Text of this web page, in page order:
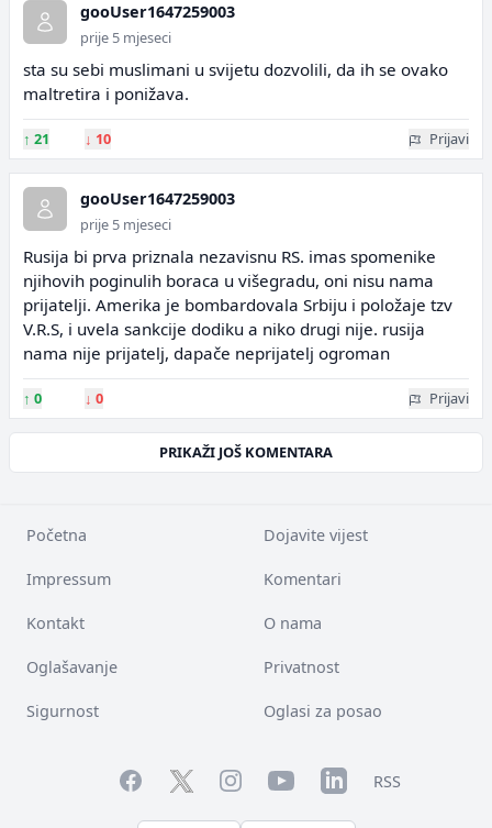
gooUser1647259003
prije 5 mjeseci
sta su sebi muslimani u svijetu dozvolili, da ih se ovako
maltretira i ponižava.
↑ 21 ↓ 10 Prijavi
gooUser1647259003
prije 5 mjeseci
Rusija bi prva priznala nezavisnu RS. imas spomenike
njihovih poginulih boraca u višegradu, oni nisu nama
prijatelji. Amerika je bombardovala Srbiju i položaje tzv
V.R.S, i uvela sankcije dodiku a niko drugi nije. rusija
nama nije prijatelj, dapače neprijatelj ogroman
↑ 0 ↓ 0 Prijavi
PRIKAŽI JOŠ KOMENTARA
Početna Dojavite vijest
Impressum Komentari
Kontakt O nama
Oglašavanje Privatnost
Sigurnost Oglasi za posao
FacebookTwitterInstagramYouTubeLinkedInRSS